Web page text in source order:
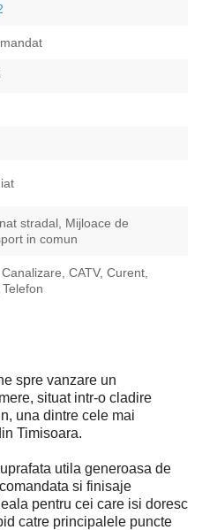
stradal, Mijloace de
in comun
CATV, Curent,
spre vanzare un
situat intr-o cladire
una dintre cele mai
Timisoara.
utila generoasa de
si finisaje
pentru cei care isi doresc
catre principalele puncte